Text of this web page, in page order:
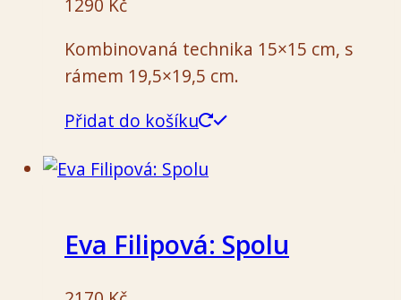
1290 Kč
Kombinovaná technika 15×15 cm, s
rámem 19,5×19,5 cm.
Přidat do košíku
Eva Filipová: Spolu